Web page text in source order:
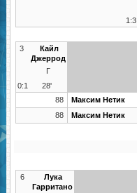
1:3
3
Кайл
Джеррод
Г
0:1
28'
88
Максим Нетик
88
Максим Нетик
6
Лука
Гарритано